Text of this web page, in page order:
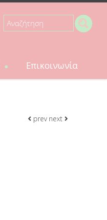
Επικοινωνία
prev next